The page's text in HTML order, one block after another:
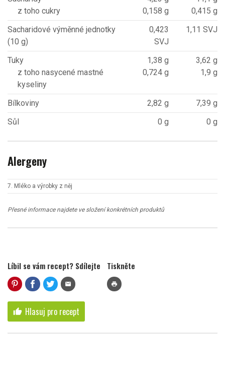
z toho cukry
0,158 g
0,415 g
Sacharidové výměnné jednotky
(10 g)
0,423
SVJ
1,11 SVJ
Tuky
z toho nasycené mastné
kyseliny
1,38 g
0,724 g
3,62 g
1,9 g
Bílkoviny 2,82 g
7,39 g
Sůl
0 g 0 g
Alergeny
7. Mléko a výrobky z něj
Přesné informace najdete ve složení konkrétních produktů
Líbil se vám recept? Sdílejte
mail
Tiskněte
print
thumb_up Hlasuj pro recept